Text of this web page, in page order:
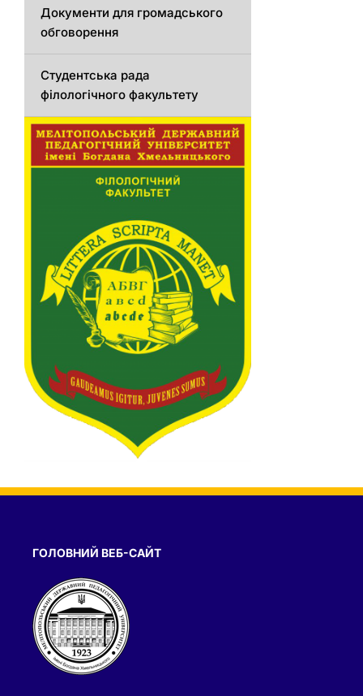
Документи для громадського
обговорення
Студентська рада
філологічного факультету
ГОЛОВНИЙ ВЕБ-САЙТ